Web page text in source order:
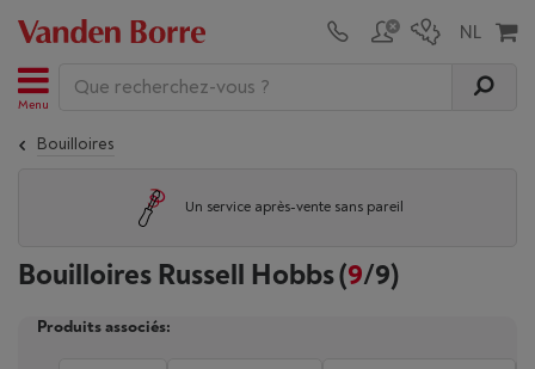
Menu
Bouilloires
Un service après-vente sans pareil
Bouilloires Russell Hobbs(9/9)
Produits associés: